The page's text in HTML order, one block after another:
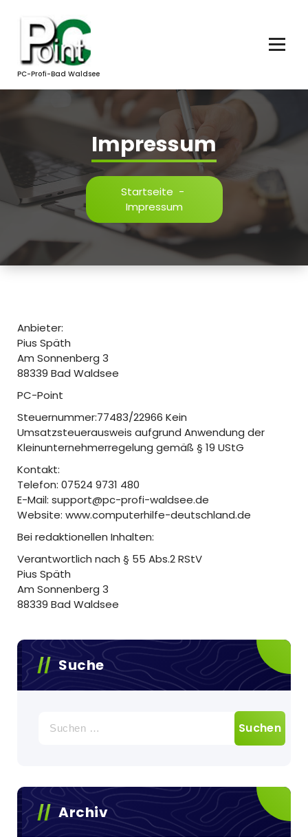
Inhalt
springen
PC-Profi-Bad Waldsee
Impressum
Startseite -
Impressum
Anbieter:
Pius Späth
Am Sonnenberg 3
88339 Bad Waldsee
PC-Point
Steuernummer:77483/22966 Kein
Umsatzsteuerausweis aufgrund Anwendung der
Kleinunternehmerregelung gemäß § 19 UStG
Kontakt:
Telefon: 07524 9731 480
E-Mail: support@pc-profi-waldsee.de
Website: www.computerhilfe-deutschland.de
Bei redaktionellen Inhalten:
Verantwortlich nach § 55 Abs.2 RStV
Pius Späth
Am Sonnenberg 3
88339 Bad Waldsee
Suche
nach:
Archiv